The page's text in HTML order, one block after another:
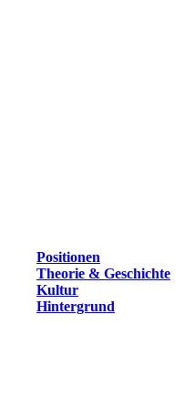
Positionen
Theorie & Geschichte
Kultur
Hintergrund